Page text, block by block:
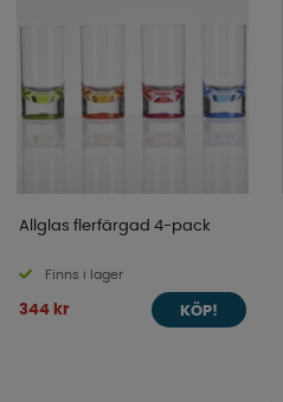
Allglas flerfärgad 4-pack
Finns i lager
344 kr KÖP!